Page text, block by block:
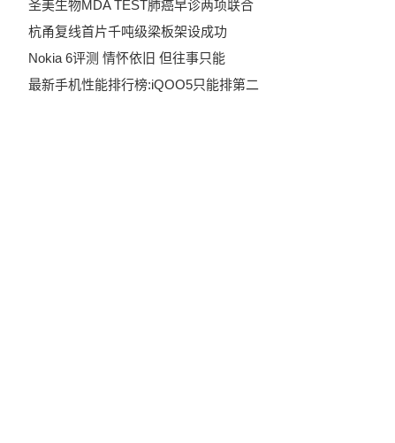
圣美生物MDA TEST肺癌早诊两项联合
杭甬复线首片千吨级梁板架设成功
Nokia 6评测 情怀依旧 但往事只能
最新手机性能排行榜:iQOO5只能排第二